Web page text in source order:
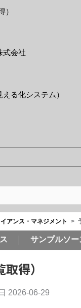
）
式会社
る化システム）
アンス・マネジメント >
サンプルソ
得）
2026-06-29